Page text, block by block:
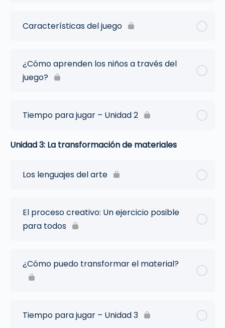
Características del juego
¿Cómo aprenden los niños a través del
juego?
Tiempo para jugar – Unidad 2
Unidad 3: La transformación de materiales
Los lenguajes del arte
El proceso creativo: Un ejercicio posible
para todos
¿Cómo puedo transformar el material?
Tiempo para jugar – Unidad 3